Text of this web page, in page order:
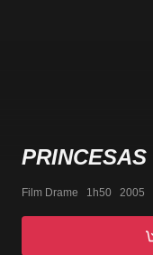
PRINCESAS
Film Drame   1h50   2005